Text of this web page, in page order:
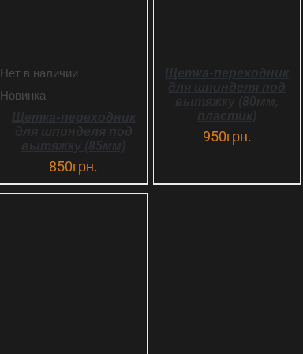
Нет в наличии
Новинка
Щетка-переходник
для шпинделя под
вытяжку (85мм)
850грн.
Щетка-переходник
для шпинделя под
вытяжку (80мм,
пластик)
950грн.